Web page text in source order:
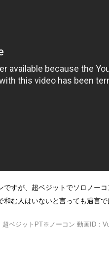
すが、超ベジットでソロノー
む人はいないと言っても過言で
ベジットPT※ノーコン 動画ID：